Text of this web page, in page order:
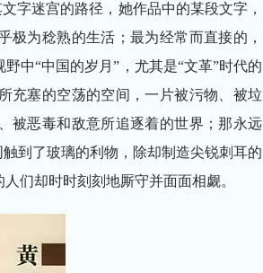
字迷宫的路径，她作品中的某段文字，
极为稔熟的生活；最为经常而直接的，
中“中国的岁月”，尤其是“文革”时代的
充塞的空荡的空间，一片被污物、被垃
被恶毒和敌意所追逐着的世界；那永远
到了玻璃的利物，除却制造尖锐刺耳的
们却时时刻刻地厮守并面面相觑。